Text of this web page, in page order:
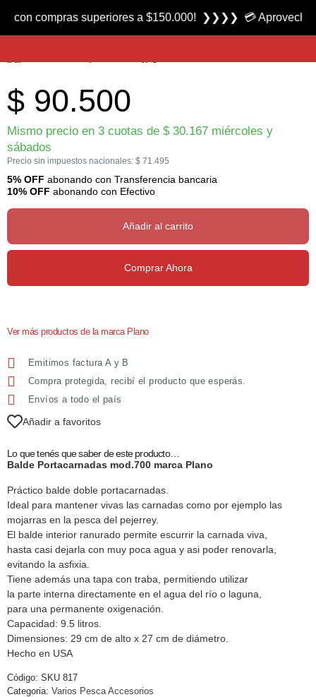
Producto nuevo
Balde Portacarnadas 700 marca Plano
$ 90.500
Mismo precio en 3 cuotas de $30.167 miércoles y
sábados
Precio sin impuestos nacionales: $ 71.495
5% OFF abonando con Transferencia bancaria
10% OFF abonando con Efectivo
Añadir al carrito
Comprar Ahora
Ver más productos de la marca Plano
Emitimos factura A y B
Compra protegida, recibí el producto que esperás.
Envíos a todo el país
Añadir a favoritos
Lo que tenés que saber de este producto…
Balde Portacarnadas mod.700 marca Plano
Práctico balde doble portacarnadas.
Ideal para mantener vivas las carnadas como por ejemplo las
mojarras en la pesca del pejerrey.
El balde interior ranurado permite escurrir la carnada viva,
hasta casi dejarla con muy poca agua y asi poder renovarla,
evitando la asfixia.
Tiene además una tapa con traba, permitiendo utilizar
la parte interna directamente en el agua del río o laguna,
para una permanente oxigenación.
Capacidad: 9.5 litros.
Dimensiones: 29 cm de alto x 27 cm de diámetro.
Hecho en USA
Código: SKU 817
Categoria: Varios Pesca Accesorios
superiores a $150.000! ❯❯❯❯ 💳 Aprovecha las 3